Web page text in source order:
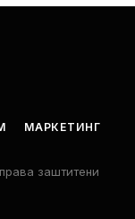
МАРКЕТИНГ
заштитени